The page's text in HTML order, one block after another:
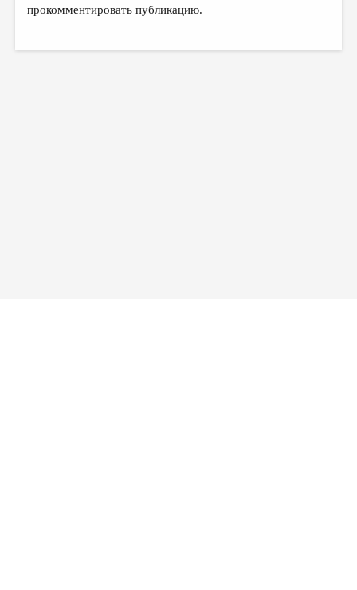
прокомментировать публикацию.